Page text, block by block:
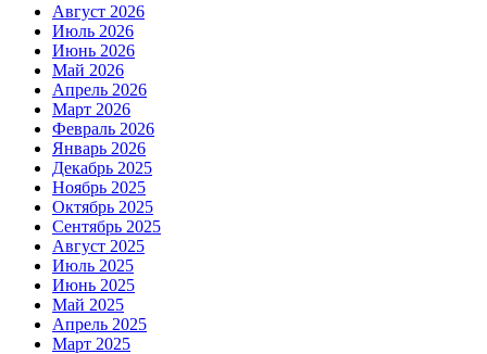
Август 2026
Июль 2026
Июнь 2026
Май 2026
Апрель 2026
Март 2026
Февраль 2026
Январь 2026
Декабрь 2025
Ноябрь 2025
Октябрь 2025
Сентябрь 2025
Август 2025
Июль 2025
Июнь 2025
Май 2025
Апрель 2025
Март 2025